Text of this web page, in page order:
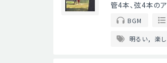
管4本、弦4本の
BGM
明るい 楽